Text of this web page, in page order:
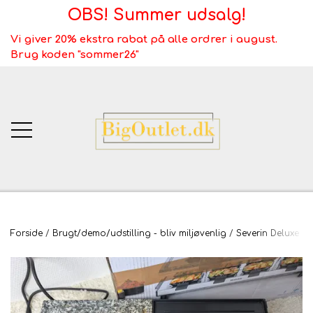
OBS! Summer udsalg!
Vi giver 20% ekstra rabat på alle ordrer i august.
Brug koden "sommer26"
BigOutlet.dk
TÆPPER
Webshop ALT
Forside Brugt/demo/udstilling - bliv miljøvenlig Severin Deluxe